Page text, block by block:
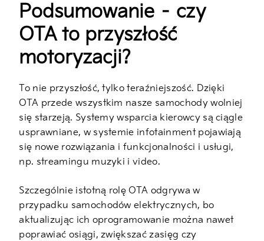
Podsumowanie – czy
OTA to przyszłość
motoryzacji?
To nie przyszłość, tylko teraźniejszość. Dzięki
OTA przede wszystkim nasze samochody wolniej
się starzeją. Systemy wsparcia kierowcy są ciągle
usprawniane, w systemie infotainment pojawiają
się nowe rozwiązania i funkcjonalności i usługi,
np. streamingu muzyki i video.
Szczególnie istotną rolę OTA odgrywa w
przypadku samochodów elektrycznych, bo
aktualizując ich oprogramowanie można nawet
poprawiać osiągi, zwiększać zasięg czy